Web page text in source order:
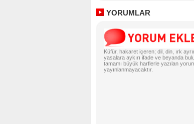
YORUMLAR
Küfür, hakaret içeren; dil, din, ırk
yasalara aykırı ifade ve beyanda
tamamı büyük harflerle yazılan
yayınlanmayacaktır.